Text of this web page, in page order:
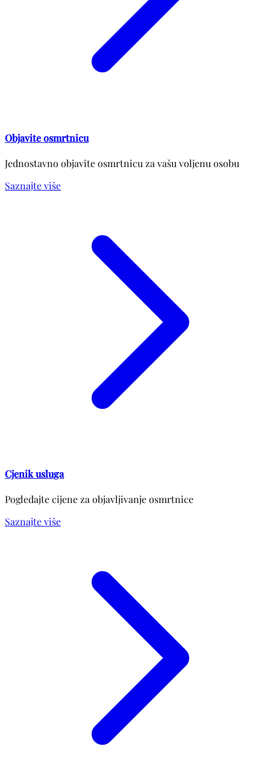
Objavite osmrtnicu
Jednostavno objavite osmrtnicu za vašu voljenu osobu
Saznajte više
Cjenik usluga
Pogledajte cijene za objavljivanje osmrtnice
Saznajte više